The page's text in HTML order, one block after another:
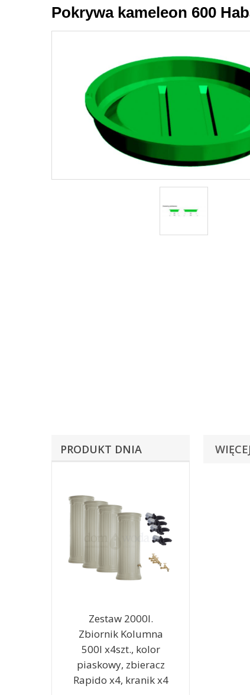
Pokrywa kameleon 600
PRODUKT DNIA
Zestaw 2000l.
Zbiornik Kolumna
500l x4szt., kolor
piaskowy, zbieracz
Rapido x4, kranik x4